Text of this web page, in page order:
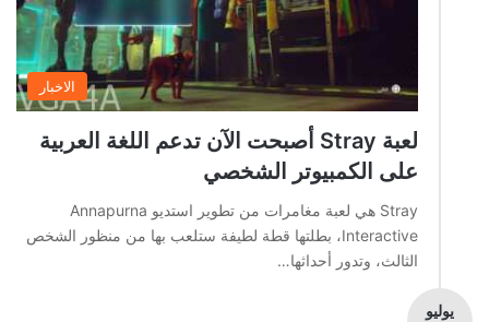
الاخبار
لعبة Stray أصبحت الآن تدعم اللغة العربية
على الكمبيوتر الشخصي
Stray هي لعبة مغامرات من تطوير استديو Annapurna
Interactive، بطلتها قطة لطيفة ستلعب بها من منظور الشخص
الثالث، وتدور أحداثها…
يوليو